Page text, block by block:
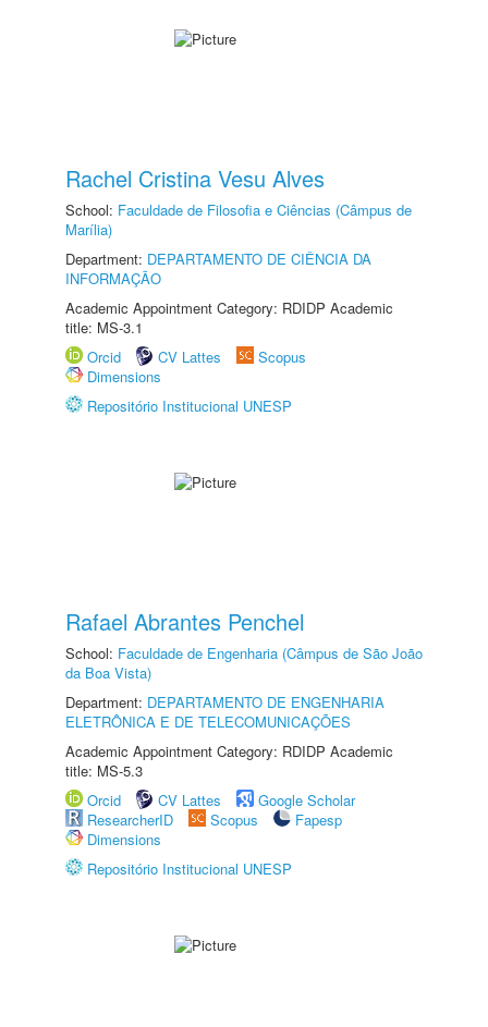
Rachel Cristina Vesu Alves
School: Faculdade de Filosofia e Ciências (Câmpus de
Marília)
Department: DEPARTAMENTO DE CIÊNCIA DA
INFORMAÇÃO
Academic Appointment Category: RDIDP Academic
title: MS-3.1
Orcid
CV Lattes
Scopus
Dimensions
Repositório Institucional UNESP
Rafael Abrantes Penchel
School: Faculdade de Engenharia (Câmpus de São João
da Boa Vista)
Department: DEPARTAMENTO DE ENGENHARIA
ELETRÔNICA E DE TELECOMUNICAÇÕES
Academic Appointment Category: RDIDP Academic
title: MS-5.3
Orcid
CV Lattes
Google Scholar
ResearcherID
Scopus
Fapesp
Dimensions
Repositório Institucional UNESP